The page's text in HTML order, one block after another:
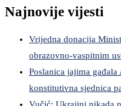
Najnovije vijesti
Vrijedna donacija
obrazovno-vaspitnim
Poslanica jajima
konstitutivna sjednica